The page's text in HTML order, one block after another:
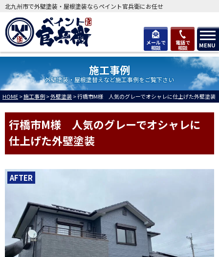
メールで
相談
電話で
相談 MENU
北九州市で外壁塗装・屋根塗装ならペイント官兵衛にお任せ
施工事例
外壁塗装・屋根塗替えなど施工事例をご覧下さい
HOME>施工事例>外壁塗装>行橋市M様 人気のグレーでオシャレに仕上げた外壁塗装
行橋市M様 人気のグレーでオシャレに
仕上げた外壁塗装
AFTER